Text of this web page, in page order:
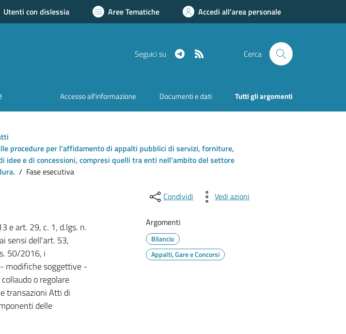
Utenti con dislessia Aree Tematiche Accedi all'area personale
Seguici su Telegram Cerca
Accesso all'informazione Documenti e dati Tutti gli argomenti
procedure per l’affidamento di appalti pubblici di servizi, forniture,
idee e di concessioni, compresi quelli tra enti nell'ambito del settore
/ Fase esecutiva
e art. 29, c. 1, d.lgs. n.
sensi dell'art. 53,
50/2016, i
modifiche soggettive -
o regolare
transazioni Atti di
delle
Condividi Vedi azioni
Argomenti
Bilancio
Appalti, Gare e Concorsi